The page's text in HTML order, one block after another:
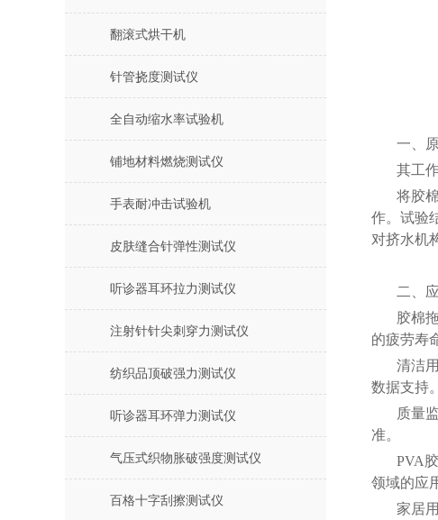
翻滚式烘干机
针管挠度测试仪
全自动缩水率试验机
铺地材料燃烧测试仪
手表耐冲击试验机
皮肤缝合针弹性测试仪
听诊器耳环拉力测试仪
注射针针尖刺穿力测试仪
纺织品顶破强力测试仪
听诊器耳环弹力测试仪
气压式织物胀破强度测试仪
百格十字刮擦测试仪
一、
其工
将胶
作。试验
对挤水机
二、
胶棉
的疲劳寿
清洁
数据支持。
质量
准。
PVA
领域的应
家居